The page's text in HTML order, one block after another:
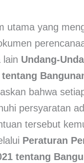
utama yang
lain Undang-
tentang
bahwa
persyaratan
tersebut
Peraturan
tentang